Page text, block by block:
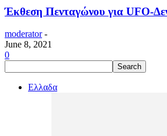
Έκθεση Πενταγώνου για UFO-Δεν
moderator -
June 8, 2021
0
Ελλαδα